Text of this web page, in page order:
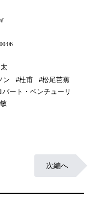
ン #杜甫
#松尾芭蕉
バート・ベンチューリ
次編へ